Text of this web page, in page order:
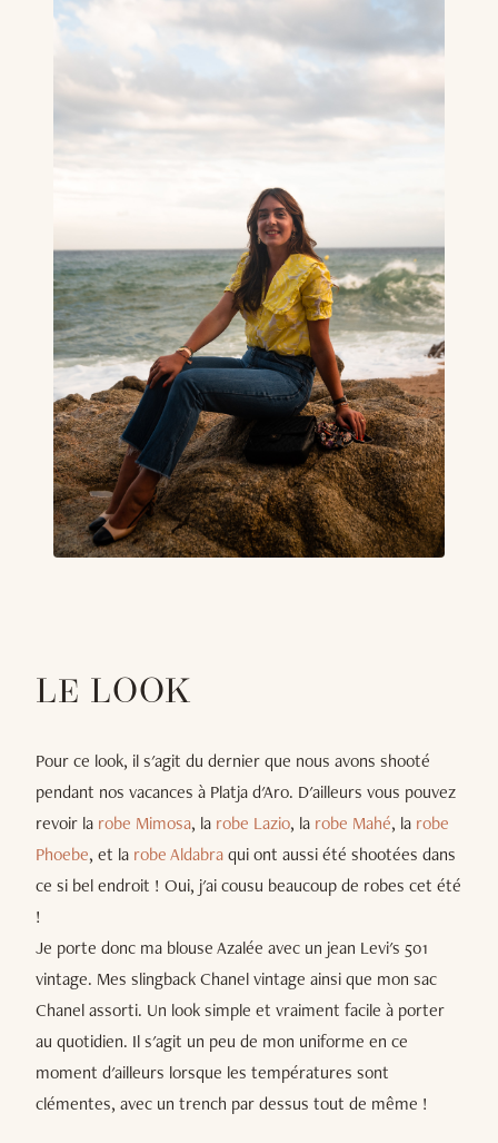
LE LOOK
Pour ce look, il s'agit du dernier que nous avons shooté
pendant nos vacances à Platja d'Aro. D'ailleurs vous pouvez
revoir la robe Mimosa, la robe Lazio, la robe Mahé, la robe
Phoebe, et la robe Aldabraqui ont aussi été shootées dans
ce si bel endroit ! Oui, j'ai cousu beaucoup de robes cet été
!
Je porte donc ma blouse Azalée avec un jean Levi's 501
vintage. Mes slingback Chanel vintage ainsi que mon sac
Chanel assorti. Un look simple et vraiment facile à porter
au quotidien. Il s'agit un peu de mon uniforme en ce
moment d'ailleurs lorsque les températures sont
clémentes, avec un trench par dessus tout de même !